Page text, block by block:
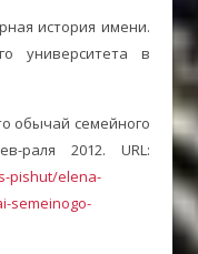
история имени.
университета в
обычай семейного
раля 2012. URL:
pishut/elena-
semeinogo-